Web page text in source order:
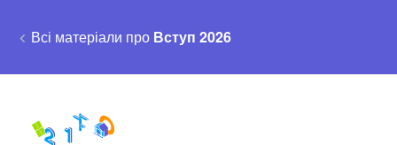
Всі матеріали про Вступ 2026